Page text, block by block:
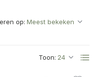
Toon:
op: